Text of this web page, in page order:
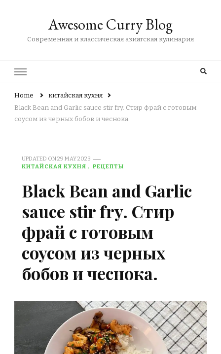
Awesome Curry Blog
Современная и классическая азиатская кулинария
Home
китайская кухня
Black Bean and Garlic sauce stir fry. Стир фрай с готовым
соусом из черных бобов и чеснока.
UPDATED ON29 MAY 2023
КИТАЙСКАЯ КУХНЯ
РЕЦЕПТЫ
Black Bean and Garlic
sauce stir fry. Стир
фрай с готовым
соусом из черных
бобов и чеснока.